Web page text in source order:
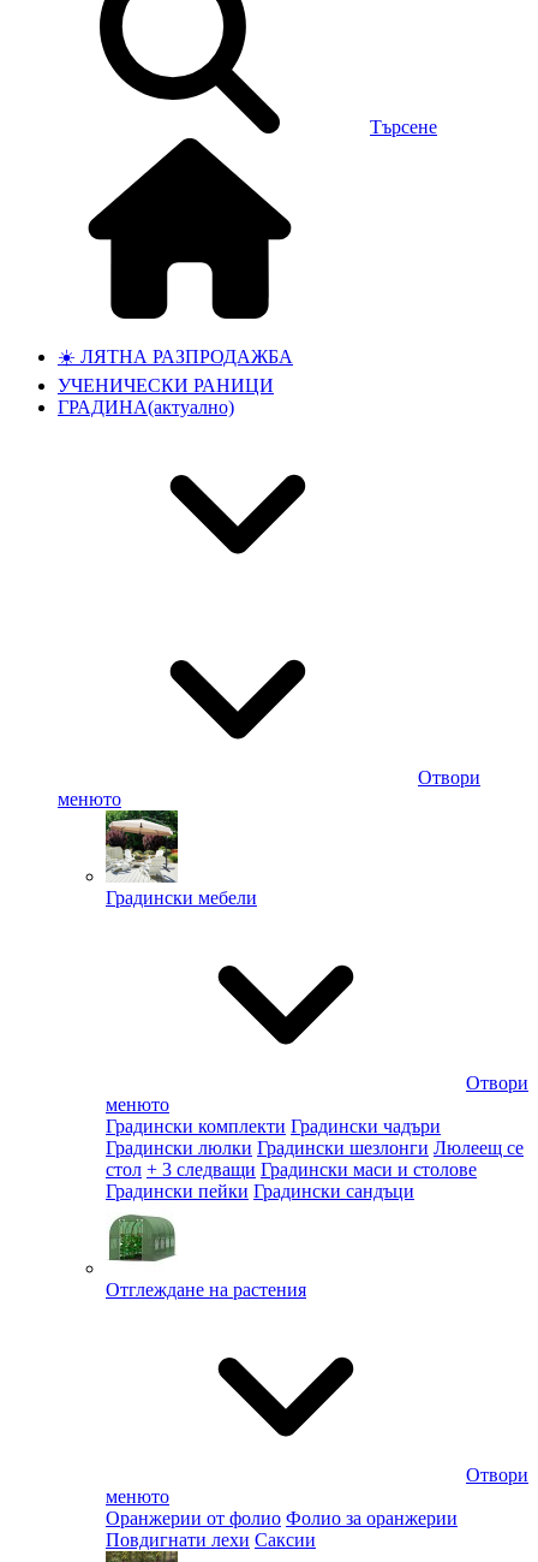
Търсене
☀️ ЛЯТНА РАЗПРОДАЖБА
УЧЕНИЧЕСКИ РАНИЦИ
ГРАДИНА(актуално)
Отвори
менюто
Градински мебели
Отвори
менюто
Градински комплекти Градински чадъри
Градински люлки Градински шезлонги Люлеещ се
стол + 3 следващи Градински маси и столове
Градински пейки Градински сандъци
Отглеждане на растения
Отвори
менюто
Оранжерии от фолио Фолио за оранжерии
Повдигнати лехи Саксии